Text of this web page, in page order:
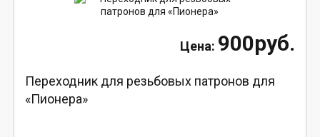
900руб.
Переходник для резьбовых патронов для
«Пионера»